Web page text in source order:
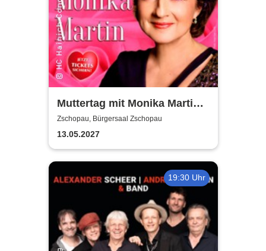
Muttertag mit Monika Martin
2027
Zschopau, Bürgersaal Zschopau
13.05.2027
19:30 Uhr